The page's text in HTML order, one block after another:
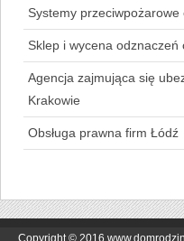
Systemy przeciwpożarowe
Sklep i wycena odznaczeń
Agencja zajmująca się
Krakowie
Obsługa prawna firm Łódź